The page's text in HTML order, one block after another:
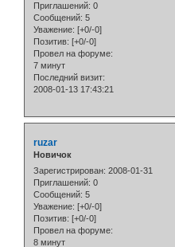
Приглашений: 0
Сообщений: 5
Уважение: [+0/-0]
Позитив: [+0/-0]
Провел на форуме:
7 минут
Последний визит:
2008-01-13 17:43:21
ruzar
Новичок
Зарегистрирован: 2008-01-31
Приглашений: 0
Сообщений: 5
Уважение: [+0/-0]
Позитив: [+0/-0]
Провел на форуме:
8 минут